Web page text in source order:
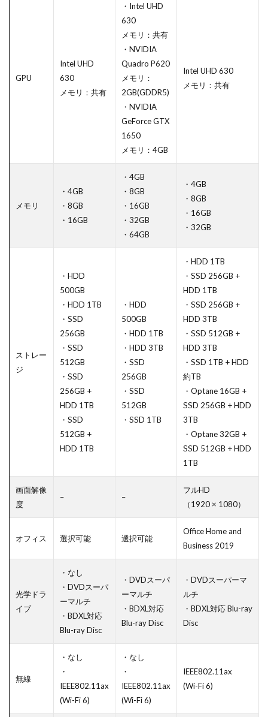
GPU
Intel UHD
630
メモリ：共有
・Intel UHD
630
メモリ：共有
・NVIDIA
Quadro P620
メモリ：
2GB(GDDR5)
・NVIDIA
GeForce GTX
1650
メモリ：4GB
Intel UHD 630
メモリ：共有
メモリ
・4GB
・8GB
・16GB
・4GB
・8GB
・16GB
・32GB
・64GB
・4GB
・8GB
・16GB
・32GB
ストレー
ジ
・HDD
500GB
・HDD 1TB
・SSD
256GB
・SSD
512GB
・SSD
256GB +
HDD 1TB
・SSD
512GB +
HDD 1TB
・HDD
500GB
・HDD 1TB
・HDD 3TB
・SSD
256GB
・SSD
512GB
・SSD 1TB
・HDD 1TB
・SSD 256GB +
HDD 1TB
・SSD 256GB +
HDD 3TB
・SSD 512GB +
HDD 3TB
・SSD 1TB + HDD
約TB
・Optane 16GB +
SSD 256GB + HDD
3TB
・Optane 32GB +
SSD 512GB + HDD
1TB
画面解像
度
– –
フルHD
（1920 × 1080）
オフィス 選択可能 選択可能
Office Home and
Business 2019
光学ドラ
イブ
・なし
・DVDスーパ
ーマルチ
・BDXL対応
Blu-ray Disc
・DVDスーパ
ーマルチ
・BDXL対応
Blu-ray Disc
・DVDスーパーマ
ルチ
・BDXL対応 Blu-ray
Disc
無線
・なし
・
IEEE802.11ax
(Wi-Fi 6)
・なし
・
IEEE802.11ax
(Wi-Fi 6)
IEEE802.11ax
(Wi-Fi 6)